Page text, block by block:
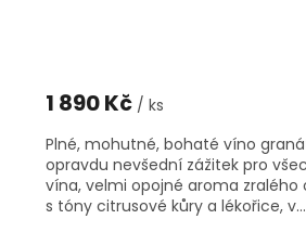
1 890 Kč / ks
Plné, mohutné, bohaté víno
opravdu nevšední zážitek pro
vína, velmi opojné aroma zralého
s tóny citrusové kůry a lékořice, v...